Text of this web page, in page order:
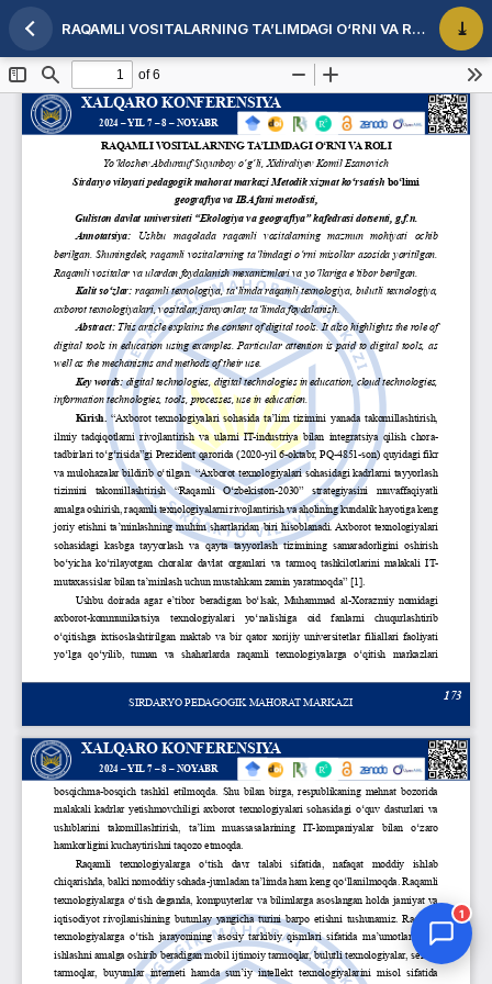
Maqola tafsilotlariga qaytish RAQAMLI VOSITALARNING TA’LIMDAGI O‘RNI VA ROLI
1
Jurnal Yordamchisi
Onlayn